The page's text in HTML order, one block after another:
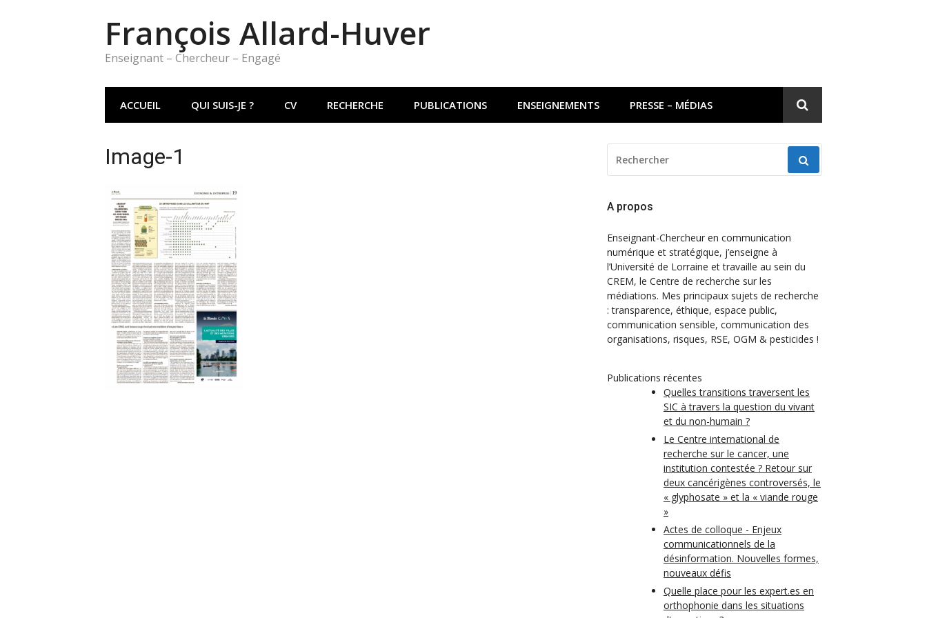
François Allard-Huver
Enseignant – Chercheur – Engagé
ACCUEIL QUI SUIS-JE ? CV RECHERCHE PUBLICATIONS ENSEIGNEMENTS PRESSE – MÉDIAS
Image-1
POUR
:
A propos
Enseignant-Chercheur en communication
numérique et stratégique, j’enseigne à
l’Université de Lorraine et travaille au sein du
CREM, le Centre de recherche sur les
médiations. Mes principaux sujets de recherche
: transparence, éthique, espace public,
communication sensible, communication des
organisations, risques, RSE, OGM & pesticides !
Publications récentes
Quelles transitions traversent les
SIC à travers la question du vivant
et du non-humain ?
Le Centre international de
recherche sur le cancer, une
institution contestée ? Retour sur
deux cancérigènes controversés, le
« glyphosate » et la « viande rouge
»
Actes de colloque - Enjeux
communicationnels de la
désinformation. Nouvelles formes,
nouveaux défis
Quelle place pour les expert.es en
orthophonie dans les situations